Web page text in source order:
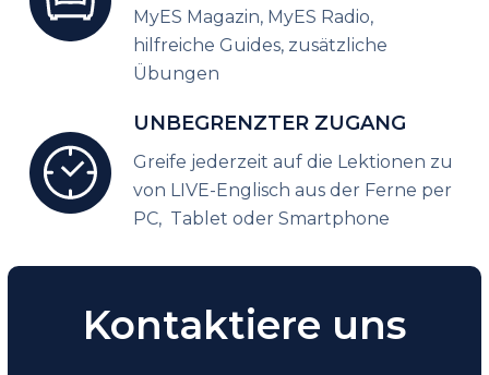
MyES Magazin, MyES Radio,
hilfreiche Guides, zusätzliche
Übungen
UNBEGRENZTER ZUGANG
Greife jederzeit auf die Lektionen zu
von LIVE-Englisch aus der Ferne per
PC, Tablet oder Smartphone
Kontaktiere uns